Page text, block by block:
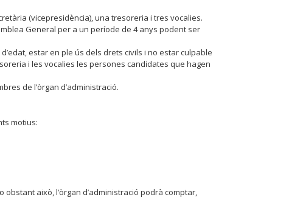
(vicepresidència), una tresoreria i tres vocalies.
General per a un període de 4 anys podent ser
estar en ple ús dels drets civils i no estar culpable
i les vocalies les persones candidates que hagen
de l’òrgan d’administració.
motius:
això, l’òrgan d’administració podrà comptar,